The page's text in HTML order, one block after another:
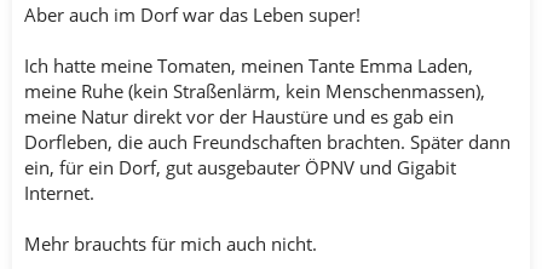
Aber auch im Dorf war das Leben super!
Ich hatte meine Tomaten, meinen Tante Emma Laden,
meine Ruhe (kein Straßenlärm, kein Menschenmassen),
meine Natur direkt vor der Haustüre und es gab ein
Dorfleben, die auch Freundschaften brachten. Später dann
ein, für ein Dorf, gut ausgebauter ÖPNV und Gigabit
Internet.
Mehr brauchts für mich auch nicht.